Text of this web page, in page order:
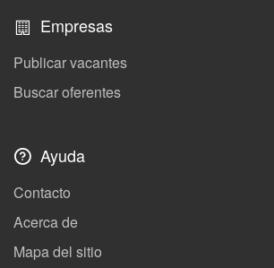
Empresas
Publicar vacantes
Buscar oferentes
Ayuda
Contacto
Acerca de
Mapa del sitio